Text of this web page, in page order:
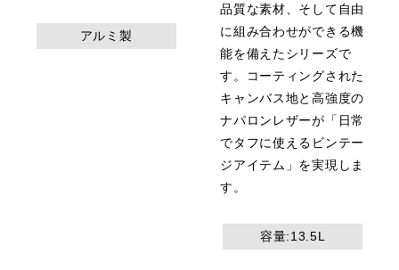
アルミ製
品質な素材、そして自由
に組み合わせができる機
能を備えたシリーズで
す。コーティングされた
キャンバス地と高強度の
ナパロンレザーが「日常
でタフに使えるビンテー
ジアイテム」を実現しま
す。
容量:13.5L